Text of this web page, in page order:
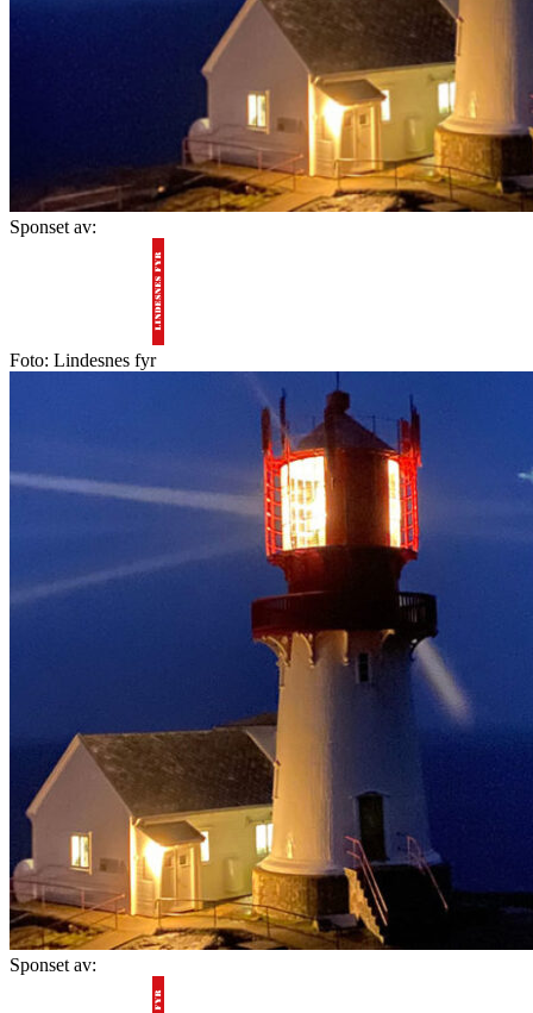
Sponset av:
Foto: Lindesnes fyr
Sponset av: